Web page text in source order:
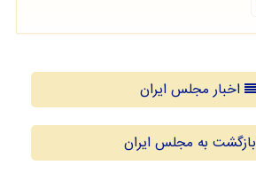
اخبار مجلس ایران
بازگشت به مجلس ایران